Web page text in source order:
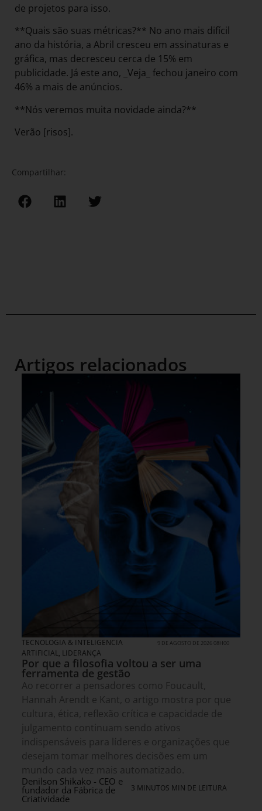
de projetos para isso.
**Quais são suas métricas?** No ano mais difícil
ano da história, a Abril cresceu em assinaturas e
gráfica, mas decresceu cerca de 15% em
publicidade. Já este ano, _Veja_ fechou janeiro com
46% a mais de anúncios.
**Nós veremos muita novidade ainda?**
Verão [risos].
Compartilhar:
Artigos relacionados
TECNOLOGIA & INTELIGENCIA
ARTIFICIAL, LIDERANÇA
9 DE AGOSTO DE 2026 08H00
Por que a filosofia voltou a ser uma
ferramenta de gestão
Ao recorrer a pensadores como Foucault,
Hannah Arendt e Kant, o artigo mostra por que
cultura, ética, reflexão crítica e capacidade de
julgamento continuam sendo ativos
indispensáveis para líderes e organizações que
desejam tomar melhores decisões em um
mundo cada vez mais automatizado.
Denilson Shikako - CEO e
fundador da Fábrica de
Criatividade
3 MINUTOS MIN DE LEITURA